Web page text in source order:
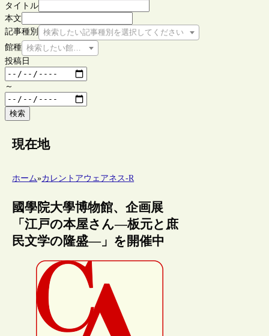
タイトル
本文
記事種別
検索したい記事種別を選択してください
館種 検索したい館種を選択してください
投稿日
～
検索
現在地
ホーム»カレントアウェアネス-R
國學院大學博物館、企画展
「江戸の本屋さん―板元と庶
民文学の隆盛―」を開催中